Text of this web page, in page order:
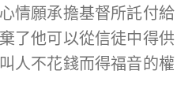
情願承擔基督所託付給
了他可以從信徒中得供
人不花錢而得福音的權